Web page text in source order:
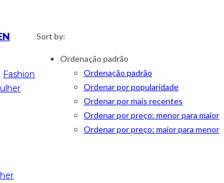
Sort by:
Ordenação padrão
Ordenação padrão
Ordenar por popularidade
Ordenar por mais recentes
Ordenar por preço: menor para maior
Ordenar por preço: maior para menor
, Fashion